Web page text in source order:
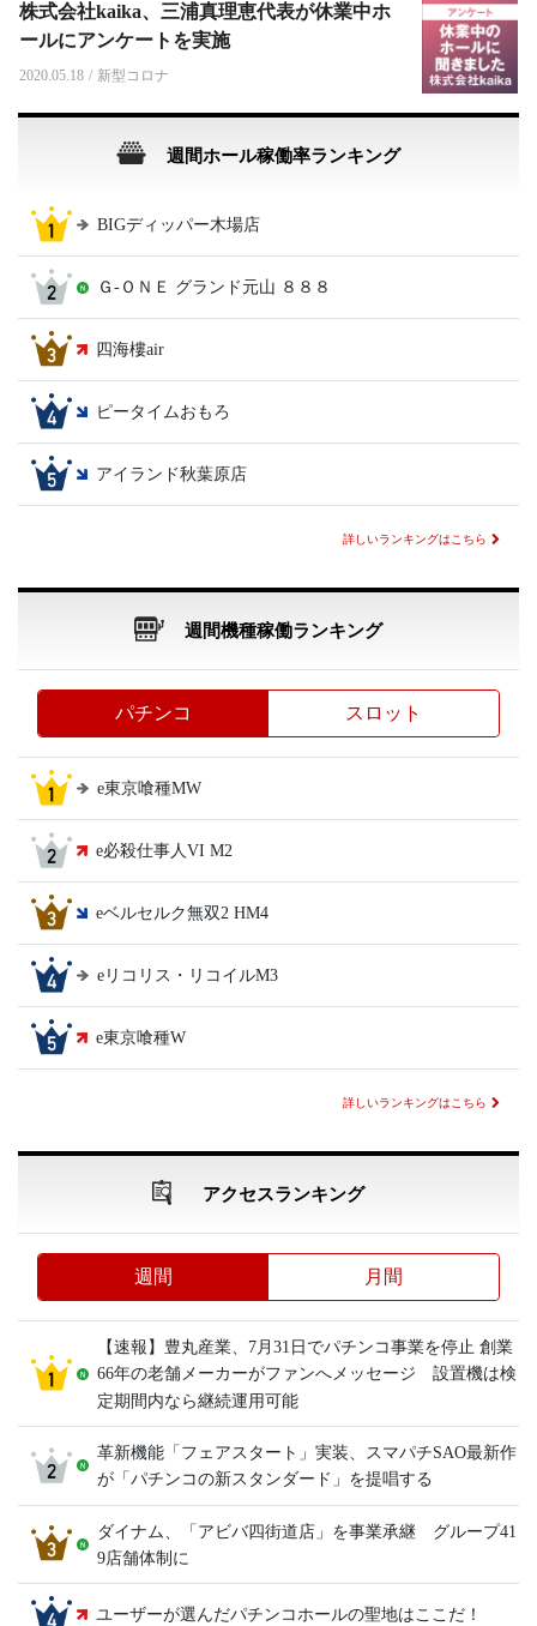
株式会社kaika、三浦真理恵代表が休業中ホ
ールにアンケートを実施
2020.05.18 / 新型コロナ
週間ホール稼働率ランキング
BIGディッパー木場店
Ｇ‐ＯＮＥ グランド元山 ８８８
四海樓air
ピータイムおもろ
アイランド秋葉原店
詳しいランキングはこちら
週間機種稼働ランキング
パチンコ スロット
e東京喰種MW
e必殺仕事人VI M2
eベルセルク無双2 HM4
eリコリス・リコイルM3
e東京喰種W
詳しいランキングはこちら
アクセスランキング
週間 月間
【速報】豊丸産業、7月31日でパチンコ事業を停止 創業
66年の老舗メーカーがファンへメッセージ 設置機は検
定期間内なら継続運用可能
革新機能「フェアスタート」実装、スマパチSAO最新作
が「パチンコの新スタンダード」を提唱する
ダイナム、「アビバ四街道店」を事業承継 グループ41
9店舗体制に
ユーザーが選んだパチンコホールの聖地はここだ！